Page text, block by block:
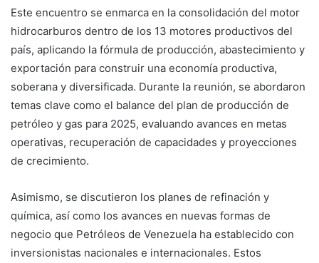
Este encuentro se enmarca en la consolidación del motor
hidrocarburos dentro de los 13 motores productivos del
país, aplicando la fórmula de producción, abastecimiento y
exportación para construir una economía productiva,
soberana y diversificada. Durante la reunión, se abordaron
temas clave como el balance del plan de producción de
petróleo y gas para 2025, evaluando avances en metas
operativas, recuperación de capacidades y proyecciones
de crecimiento.
Asimismo, se discutieron los planes de refinación y
química, así como los avances en nuevas formas de
negocio que Petróleos de Venezuela ha establecido con
inversionistas nacionales e internacionales. Estos